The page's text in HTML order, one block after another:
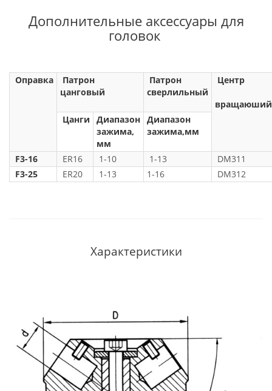
Дополнительные аксессуары для
головок
Оправка
Патрон
цанговый
Патрон
сверлильный
Центр
Цанги
Диапазон
зажима,
мм
Диапазон
зажима,мм
F3-16 ER16 1-10 1-13
DM311
F3-25
ER20 1-13 1-16 DM312
Характеристики